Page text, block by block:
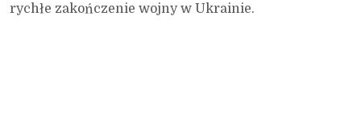
rychłe zakończenie wojny w Ukrainie.